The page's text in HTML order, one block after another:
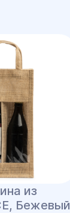
из
Бежевый